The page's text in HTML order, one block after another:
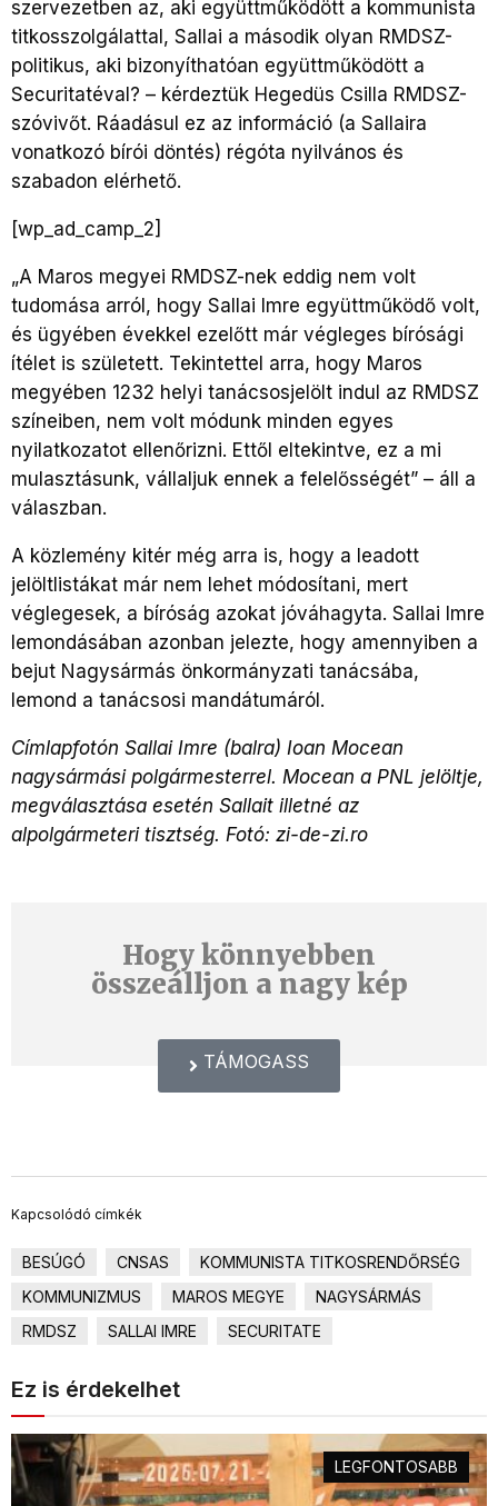
szervezetben az, aki együttműködött a kommunista
titkosszolgálattal, Sallai a második olyan RMDSZ-
politikus, aki bizonyíthatóan együttműködött a
Securitatéval? – kérdeztük Hegedüs Csilla RMDSZ-
szóvivőt. Ráadásul ez az információ (a Sallaira
vonatkozó bírói döntés) régóta nyilvános és
szabadon elérhető.
[wp_ad_camp_2]
„A Maros megyei RMDSZ-nek eddig nem volt
tudomása arról, hogy Sallai Imre együttműködő volt,
és ügyében évekkel ezelőtt már végleges bírósági
ítélet is született. Tekintettel arra, hogy Maros
megyében 1232 helyi tanácsosjelölt indul az RMDSZ
színeiben, nem volt módunk minden egyes
nyilatkozatot ellenőrizni. Ettől eltekintve, ez a mi
mulasztásunk, vállaljuk ennek a felelősségét” – áll a
válaszban.
A közlemény kitér még arra is, hogy a leadott
jelöltlistákat már nem lehet módosítani, mert
véglegesek, a bíróság azokat jóváhagyta. Sallai Imre
lemondásában azonban jelezte, hogy amennyiben a
bejut Nagysármás önkormányzati tanácsába,
lemond a tanácsosi mandátumáról.
Címlapfotón Sallai Imre (balra) Ioan Mocean
nagysármási polgármesterrel. Mocean a PNL jelöltje,
megválasztása esetén Sallait illetné az
alpolgármeteri tisztség. Fotó: zi-de-zi.ro
Hogy könnyebben
összeálljon a nagy kép
TÁMOGASS
Kapcsolódó címkék
BESÚGÓ CNSAS
KOMMUNISTA TITKOSRENDŐRSÉG
KOMMUNIZMUS
MAROS MEGYE
NAGYSÁRMÁS
RMDSZ
SALLAI IMRE SECURITATE
Ez is érdekelhet
LEGFONTOSABB